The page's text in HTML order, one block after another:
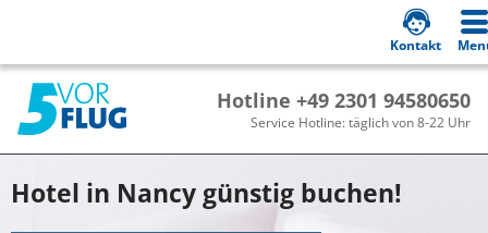
Hotline +49 2301 94580650
Service Hotline: täglich von 8-22 Uhr
Kontakt
Hotel in Nancy günstig buchen!